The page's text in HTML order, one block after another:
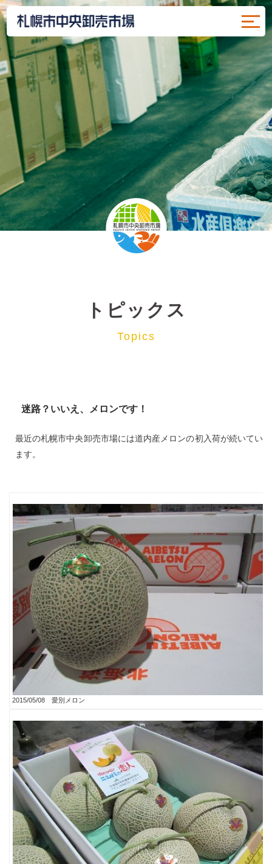
トピックス
Topics
迷路？いいえ、メロンです！
最近の札幌市中央卸売市場には道内産メロンの初入荷が続いてい
ます。
2015/05/08 愛別メロン